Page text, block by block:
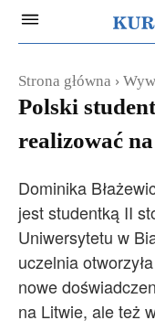
Strona główna
Polski
realizować
Dominika
jest studentką II
Uniwersytetu w
uczelnia
nowe
na Litwie, ale też